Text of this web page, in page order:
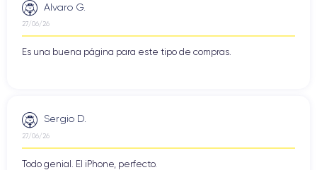
Alvaro G.
27/06/26
Es una buena página para este tipo de compras.
Sergio D.
27/06/26
Todo genial. El iPhone, perfecto.